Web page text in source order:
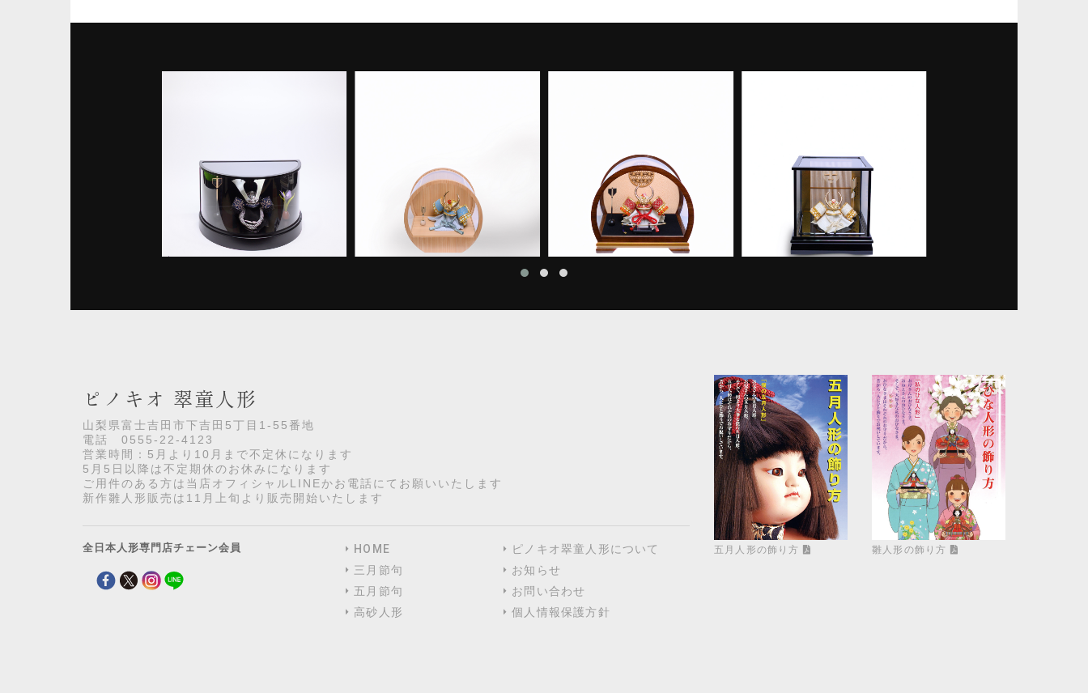
ピノキオ 翠童人形
山梨県富士吉田市下吉田5丁目1-55番地
電話 0555-22-4123
営業時間：5月より10月まで不定休になります
5月5日以降は不定期休のお休みになります
ご用件のある方は当店オフィシャルLINEかお電話にてお願いいたします
新作雛人形販売は11月上旬より販売開始いたします
全日本人形専門店チェーン会員
HOME
三月節句
五月節句
高砂人形
ピノキオ翠童人形について
お知らせ
お問い合わせ
個人情報保護方針
五月人形の飾り方 雛人形の飾り方